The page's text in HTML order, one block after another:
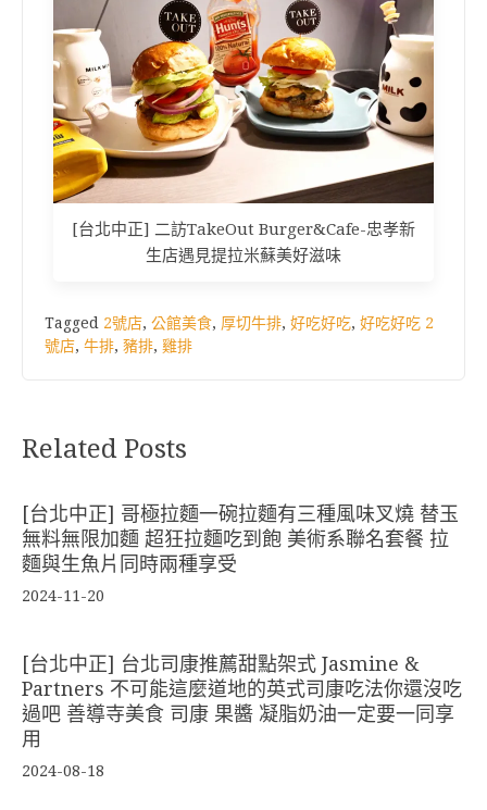
[台北中正] 二訪TakeOut Burger&Cafe-忠孝新
生店遇見提拉米蘇美好滋味
Tagged 2號店, 公館美食, 厚切牛排, 好吃好吃, 好吃好吃 2
號店, 牛排, 豬排, 雞排
Related Posts
[台北中正] 哥極拉麵一碗拉麵有三種風味叉燒 替玉
無料無限加麵 超狂拉麵吃到飽 美術系聯名套餐 拉
麵與生魚片同時兩種享受
2024-11-20
[台北中正] 台北司康推薦甜點架式 Jasmine &
Partners 不可能這麼道地的英式司康吃法你還沒吃
過吧 善導寺美食 司康 果醬 凝脂奶油一定要一同享
用
2024-08-18